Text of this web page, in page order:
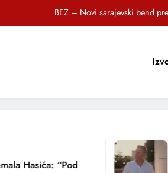
BEZ – Novi sarajevski bend
DJEČIJI HOR SUNCOKRETI KROZ
DJEČIJI HOR SUNCOKRETI KROZ
Hasića: “Pod